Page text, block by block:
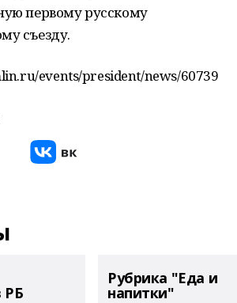
первому русскому
съезду.
events/president/news/60739
РБ
Рубрика "Еда и
напитки"